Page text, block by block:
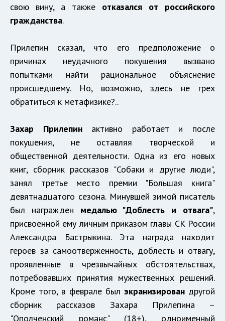
свою вину, а также отказался от российского
гражданства.
Прилепин сказал, что его предположение о
причинах неудачного покушения вызвано
попытками найти рациональное объяснение
происшедшему. Но, возможно, здесь не грех
обратиться к метафизике?..
Захар Прилепинактивно работает и после
покушения, не оставляя творческой и
общественной деятельности. Одна из его новых
книг, сборник рассказов "Собаки и другие люди",
занял третье место премии "Большая книга"
девятнадцатого сезона. Минувшей зимой писатель
был награжден медалью "Доблесть и отвага",
присвоенной ему личным приказом главы СК России
Александра Бастрыкина. Эта награда находит
героев за самоотверженность, доблесть и отвагу,
проявленные в чрезвычайных обстоятельствах,
потребовавших принятия мужественных решений.
Кроме того, в феврале был экранизирован другой
сборник рассказов Захара Прилепина –
"Ополченский романс" (18+), одноименный